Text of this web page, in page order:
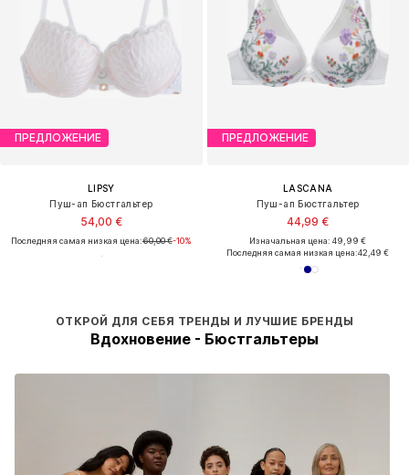
ПРЕДЛОЖЕНИЕ
LIPSY
Пуш-ап Бюстгальтер
54,00 €
Последняя самая низкая цена:60,00 €-10%
ПРЕДЛОЖЕНИЕ
LASCANA
Пуш-ап Бюстгальтер
44,99 €
Изначальная цена: 49,99 €
Последняя самая низкая цена:42,49 €
ОТКРОЙ ДЛЯ СЕБЯ ТРЕНДЫ И ЛУЧШИЕ БРЕНДЫ
Вдохновение - Бюстгальтеры